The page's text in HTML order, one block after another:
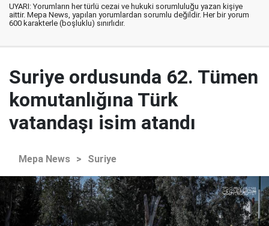
UYARI: Yorumların her türlü cezai ve hukuki sorumluluğu yazan kişiye
aittir. Mepa News, yapılan yorumlardan sorumlu değildir. Her bir yorum
600 karakterle (boşluklu) sınırlıdır.
Suriye ordusunda 62. Tümen
komutanlığına Türk
vatandaşı isim atandı
Mepa News > Suriye